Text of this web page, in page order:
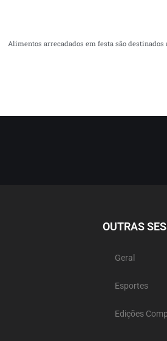
Alimentos arrecadados em festa são
OUTRAS
Geral
Esportes
Edições